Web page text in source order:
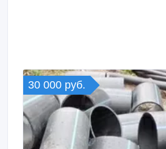
30 000 руб.